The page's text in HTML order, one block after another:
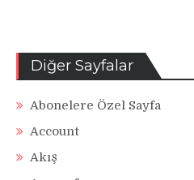
Diğer Sayfalar
Abonelere Özel Sayfa
Account
Akış